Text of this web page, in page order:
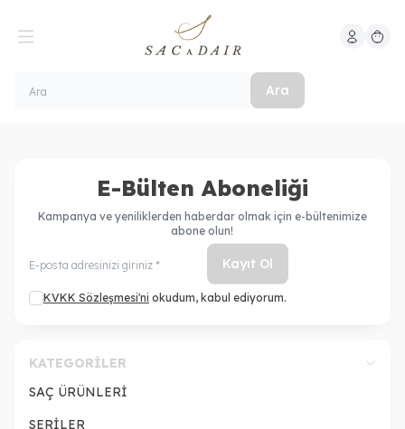
Ara
Hesabım
E-Bülten Aboneliği
Kampanya ve yeniliklerden haberdar olmak için e-bültenimize
abone olun!
Kayıt Ol
KVKK Sözleşmesi'ni okudum, kabul ediyorum.
KATEGORILER
SAÇ ÜRÜNLERİ
SERİLER